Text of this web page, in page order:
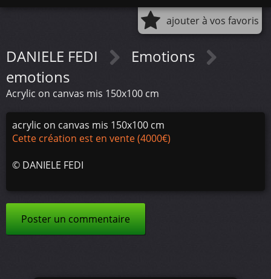
ajouter à vos favoris
DANIELE FEDI
Emotions
emotions
Acrylic on canvas mis 150x100 cm
acrylic on canvas mis 150x100 cm
Cette création est en vente (4000€)
© DANIELE FEDI
Poster un commentaire